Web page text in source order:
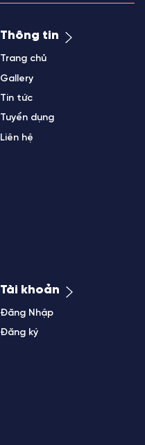
Thông tin
Trang chủ
Gallery
Tin tức
Tuyển dụng
Liên hệ
Tài khoản
Đăng Nhập
Đăng ký